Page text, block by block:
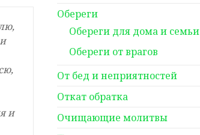
и
Обереги
Обереги для дома и семьи
Обереги от врагов
От бед и неприятностей
Откат обратка
Очищающие молитвы